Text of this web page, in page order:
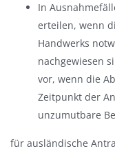
In
erteilen, wenn
Handwerks
nachgewiesen
vor, wenn die
Zeitpunkt der
unzumutbare
für ausländische